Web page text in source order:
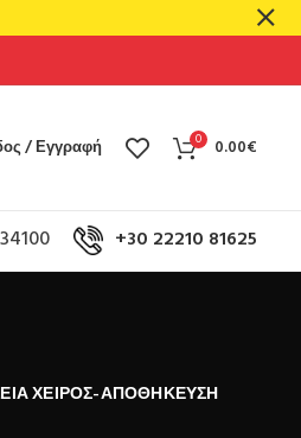
/ Εγγραφή 0 0.00€
+30 22210 81625
ΧΕΙΡΟΣ-ΑΠΟΘΗΚΕΥΣΗ